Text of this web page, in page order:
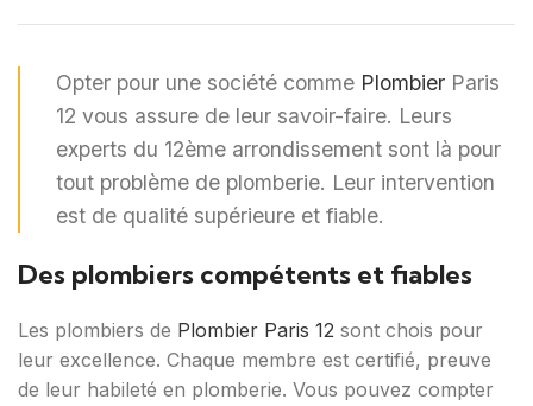
Opter pour une société comme Plombier Paris
12 vous assure de leur savoir-faire. Leurs
experts du 12ème arrondissement sont là pour
tout problème de plomberie. Leur intervention
est de qualité supérieure et fiable.
Des plombiers compétents et fiables
Les plombiers de Plombier Paris 12 sont chois pour
leur excellence. Chaque membre est certifié, preuve
de leur habileté en plomberie. Vous pouvez compter